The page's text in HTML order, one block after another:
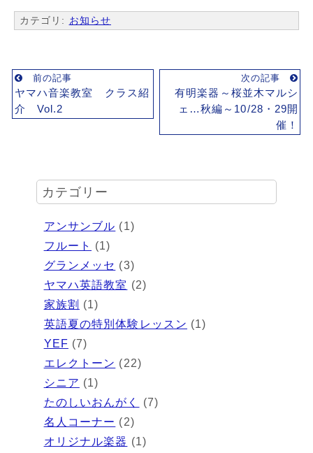
カテゴリ: お知らせ
前の記事
ヤマハ音楽教室 クラス紹
介 Vol.2
次の記事
有明楽器～桜並木マルシ
ェ…秋編～10/28・29開
催！
カテゴリー
アンサンブル (1)
フルート
(1)
グランメッセ (3)
ヤマハ英語教室 (2)
家族割 (1)
英語夏の特別体験レッスン (1)
YEF (7)
エレクトーン (22)
シニア (1)
たのしいおんがく
(7)
名人コーナー (2)
オリジナル楽器 (1)